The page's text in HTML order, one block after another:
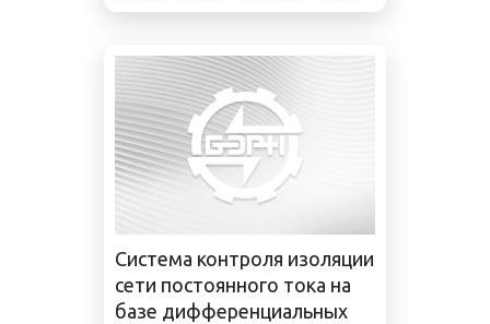
Система контроля изоляции
сети постоянного тока на
базе дифференциальных